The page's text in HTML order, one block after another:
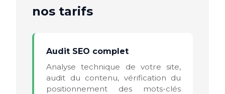
nos tarifs
Audit SEO complet
Analyse technique de votre site,
audit du contenu, vérification du
positionnement des mots-clés